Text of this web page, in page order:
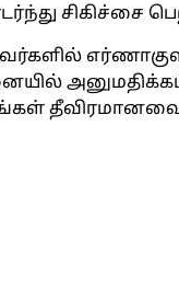
சிகிச்சை
தீவிரமானவை